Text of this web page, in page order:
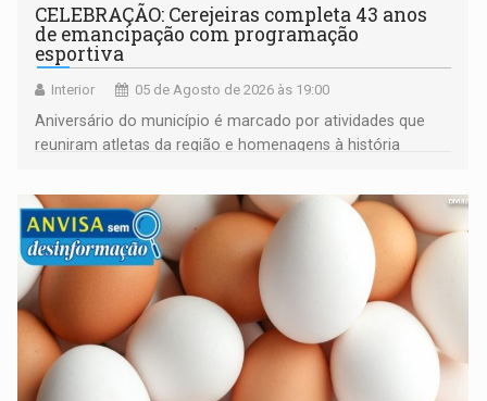
CELEBRAÇÃO: Cerejeiras completa 43 anos
de emancipação com programação
esportiva
Interior 05 de Agosto de 2026 às 19:00
Aniversário do município é marcado por atividades que
reuniram atletas da região e homenagens à história